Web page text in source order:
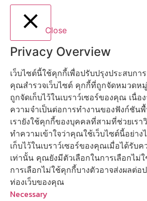
Close
Privacy Overview
เว็บไซต์นี้ใช้คุกกี้เพื่อปรับปรุงประสบ
คุณสำรวจเว็บไซต์ คุกกี้ที่ถูกจัดหมวดห
ถูกจัดเก็บไว้ในเบราว์เซอร์ของคุณ เนื่อ
ความจำเป็นต่อการทำงานของฟังก์ชัน
เรายังใช้คุกกี้ของบุคคลที่สามที่ช่วยเรา
ทำความเข้าใจว่าคุณใช้เว็บไซต์นี้อย่าง
เก็บไว้ในเบราว์เซอร์ของคุณเมื่อได้รั
เท่านั้น คุณยังมีตัวเลือกในการเลือกไม่
การเลือกไม่ใช้คุกกี้บางตัวอาจส่งผลต่อ
ท่องเว็บของคุณ
Necessary